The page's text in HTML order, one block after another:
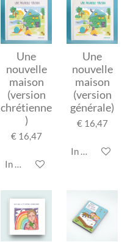
Une
nouvelle
maison
(version
chrétienne
)
€ 16,47
In winkelwagen
Une
nouvelle
maison
(version
générale)
€ 16,47
In